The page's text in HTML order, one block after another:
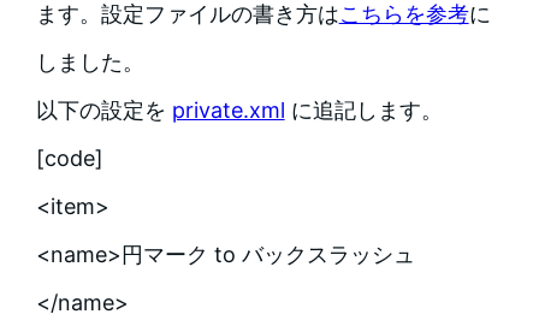
ます。設定ファイルの書き方はこちらを参考に
しました。
以下の設定を private.xml に追記します。
[code]
<item>
<name>円マーク to バックスラッシュ
</name>